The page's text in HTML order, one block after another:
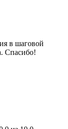
в шаговой
Спасибо!